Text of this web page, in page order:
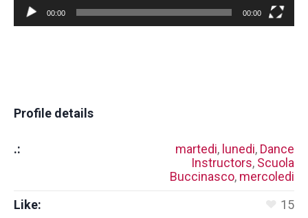
00:00 00:00
Profile details
.: martedi, lunedi, Dance
Instructors, Scuola
Buccinasco, mercoledi
Like:
15